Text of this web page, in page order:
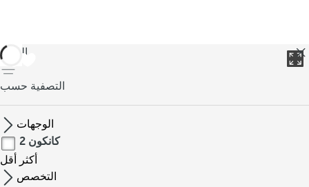
العودة
التصفية حسب
الوجهات
كانكون 2
أكثر
أقل
التخصص